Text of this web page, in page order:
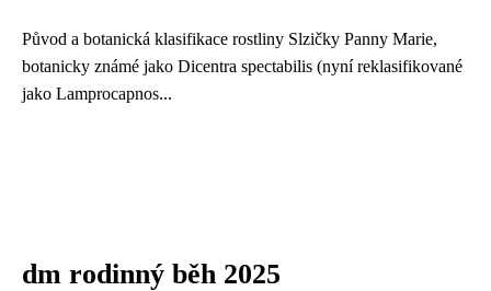
Původ a botanická klasifikace rostliny Slzičky Panny Marie,
botanicky známé jako Dicentra spectabilis (nyní reklasifikované
jako Lamprocapnos...
dm rodinný běh 2025